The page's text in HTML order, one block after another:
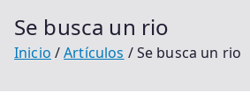
Se busca un rio
Inicio Artículos Se busca un rio